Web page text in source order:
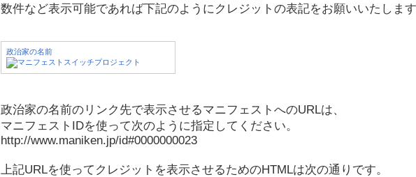
数件など表示可能であれば下記のようにクレジットの表記をお願いいたします
政治家の名前
政治家の名前のリンク先で表示させるマニフェストへのURLは、
マニフェストIDを使って次のように指定してください。
http://www.maniken.jp/id#0000000023
上記URLを使ってクレジットを表示させるためのHTMLは次の通りです。